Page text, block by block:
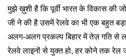
मुझे ख़ुशी है कि पूर्वी भारत के विकास की
जी ने की है उसमें रेलवे का भी एक बहुत
अलग-अलग प्रकल्प बिहार में तेज़ गति से
रेलवे लाइनों से युक्त हो, हर कोने तक रेल